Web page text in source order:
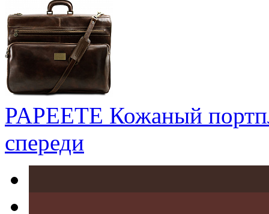
PAPEETE Кожаный
спереди